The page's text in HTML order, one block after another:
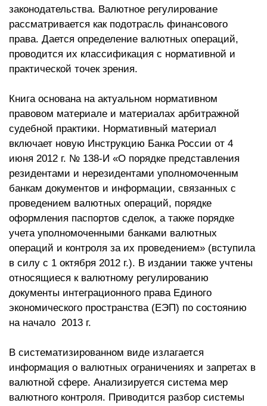
законодательства. Валютное регулирование
рассматривается как подотрасль финансового
права. Дается определение валютных операций,
проводится их классификация с нормативной и
практической точек зрения.
Книга основана на актуальном нормативном
правовом материале и материалах арбитражной
судебной практики. Нормативный материал
включает новую Инструкцию Банка России от 4
июня 2012 г. № 138-И «О порядке представления
резидентами и нерезидентами уполномоченным
банкам документов и информации, связанных с
проведением валютных операций, порядке
оформления паспортов сделок, а также порядке
учета уполномоченными банками валютных
операций и контроля за их проведением» (вступила
в силу с 1 октября 2012 г.). В издании также учтены
относящиеся к валютному регулированию
документы интеграционного права Единого
экономического пространства (ЕЭП) по состоянию
на начало 2013 г.
В систематизированном виде излагается
информация о валютных ограничениях и запретах в
валютной сфере. Анализируется система мер
валютного контроля. Приводится разбор системы